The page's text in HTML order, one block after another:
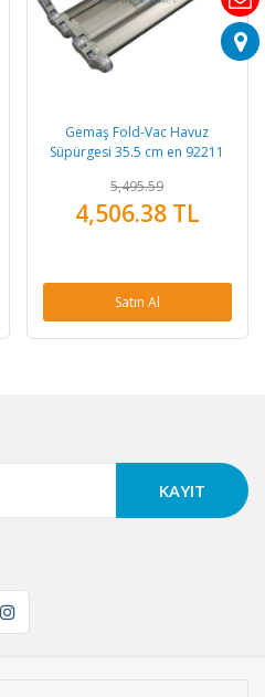
Gemaş Fold-Vac Havuz
Süpürgesi 35.5 cm en 92211
5,495.59
4,506.38 TL
Satın Al
KAYIT